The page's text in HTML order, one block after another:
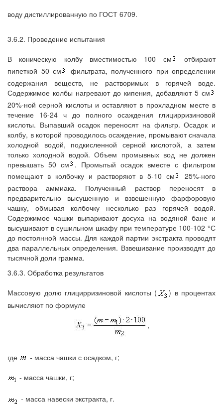
воду дистиллированную по ГОСТ 6709.
3.6.2. Проведение испытания
В коническую колбу вместимостью 100 см
отбирают
пипеткой 50 см
фильтрата, полученного при определении
содержания веществ, не растворимых в горячей воде.
Содержимое колбы нагревают до кипения, добавляют 5 см
20%-ной серной кислоты и оставляют в прохладном месте в
течение 16-24 ч до полного осаждения глицирризиновой
кислоты. Выпавший осадок переносят на фильтр. Осадок и
колбу, в которой проводилось осаждение, промывают сначала
холодной водой, подкисленной серной кислотой, а затем
только холодной водой. Объем промывных вод не должен
превышать 50 см
. Промытый осадок вместе с фильтром
помещают в колбочку и растворяют в 5-10 см
25%-ного
раствора аммиака. Полученный раствор переносят в
предварительно высушенную и взвешенную фарфоровую
чашку, обмывая колбочку несколько раз горячей водой.
Содержимое чашки выпаривают досуха на водяной бане и
высушивают в сушильном шкафу при температуре 100-102 °С
до постоянной массы. Для каждой партии экстракта проводят
два параллельных определения. Взвешивание производят до
тысячной доли грамма.
3.6.3. Обработка результатов
Массовую долю глицирризиновой кислоты (
) в процентах
вычисляют по формуле
,
где - масса чашки с осадком, г;
- масса чашки, г;
- масса навески экстракта, г.